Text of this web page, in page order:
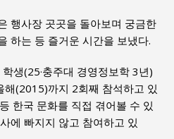
행사장 곳곳을 돌아보며 궁금한
하는 등 즐거운 시간을 보냈다.
생(25·충주대 경영정보학 3년)
해(2015)까지 2회째 참석하고 있
한국 문화를 직접 겪어볼 수 있
에 빠지지 않고 참여하고 있